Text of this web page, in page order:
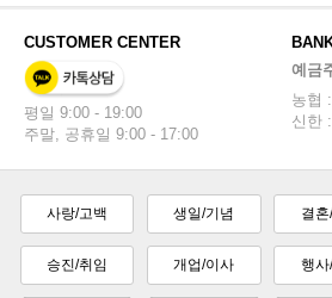
CUSTOMER CENTER
평일 9:00 - 19:00
주말, 공휴일 9:00 - 17:00
예금
농협
신한
사랑/고백 생일/기념 결
승진/취임 개업/이사 행사